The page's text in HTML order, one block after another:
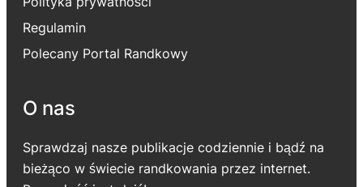
Regulamin
Polecany Portal Randkowy
O nas
Sprawdzaj nasze publikacje codziennie i bądź na
bieżąco w świecie randkowania przez internet.